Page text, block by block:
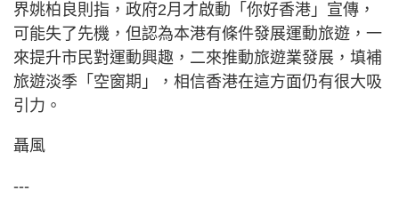
界姚柏良則指，政府2月才啟動「你好香港」宣傳，
可能失了先機，但認為本港有條件發展運動旅遊，一
來提升市民對運動興趣，二來推動旅遊業發展，填補
旅遊淡季「空窗期」，相信香港在這方面仍有很大吸
引力。
聶風
---